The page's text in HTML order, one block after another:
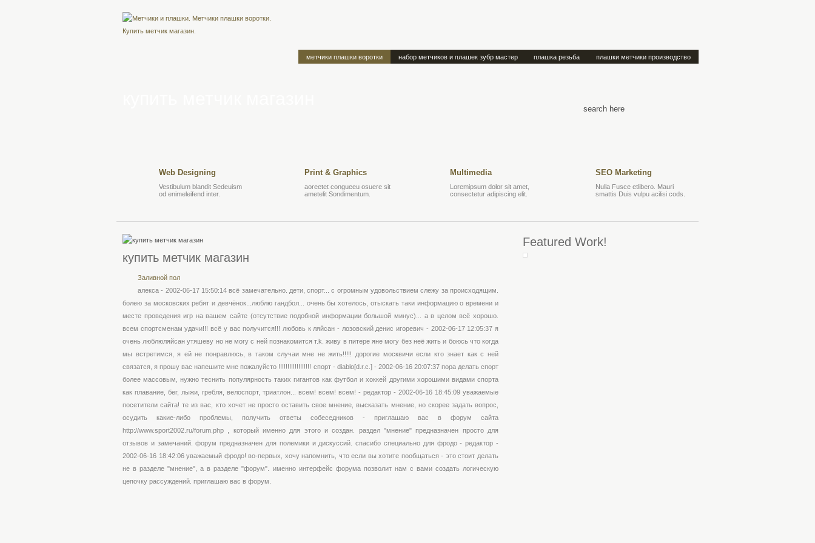
метчики плашки воротки набор метчиков и плашек зубр мастер плашка резьба плашки метчики производство
Web Designing
Vestibulum blandit Sedeuism
od enimeleifend inter.
Print & Graphics
aoreetet congueeu osuere sit
ametelit Sondimentum.
Multimedia
Loremipsum dolor sit amet,
consectetur adipiscing elit.
SEO Marketing
Nulla Fusce etlibero. Mauri
smattis Duis vulpu acilisi cods.
купить метчик магазин
Заливной пол
алекса - 2002-06-17 15:50:14 всё замечательно. дети, спорт... с огромным удовольствием слежу за происходящим.
болею за московских ребят и девчёнок...люблю гандбол... очень бы хотелось, отыскать таки информацию о времени и
месте проведения игр на вашем сайте (отсутствие подобной информации большой минус)... а в целом всё хорошо.
всем спортсменам удачи!!! всё у вас получится!!! любовь к ляйсан - лозовский денис игоревич - 2002-06-17 12:05:37 я
очень люблюляйсан утяшеву но не могу с ней познакомится т.k. живу в питере яне могу без неё жить и боюсь что когда
мы встретимся, я ей не понравлюсь, в таком случаи мне не жить!!!!! дорогие москвичи если кто знает как с ней
связатся, я прошу вас напешите мне пожалуйсто !!!!!!!!!!!!!!!!!! спорт - diablo[d.r.c.] - 2002-06-16 20:07:37 пора делать спорт
более массовым, нужно теснить популярность таких гигантов как футбол и хоккей другими хорошими видами спорта
как плавание, бег, лыжи, гребля, велоспорт, триатлон... всем! всем! всем! - редактор - 2002-06-16 18:45:09 уважаемые
посетители сайта! те из вас, кто хочет не просто оставить свое мнение, высказать мнение, но скорее задать вопрос,
осудить какие-либо проблемы, получить ответы собеседников - приглашаю вас в форум сайта
http://www.sport2002.ru/forum.php , который именно для этого и создан. раздел "мнение" предназначен просто для
отзывов и замечаний. форум предназначен для полемики и дискуссий. спасибо специально для фродо - редактор -
2002-06-16 18:42:06 уважаемый фродо! во-первых, хочу напомнить, что если вы хотите пообщаться - это стоит делать
не в разделе "мнение", а в разделе "форум". именно интерфейс форума позволит нам с вами создать логическую
цепочку рассуждений. приглашаю вас в форум.
Featured Work!